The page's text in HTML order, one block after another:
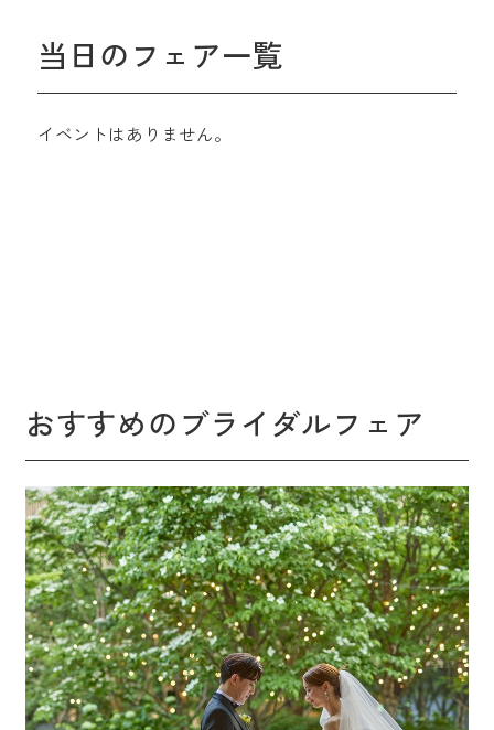
当日のフェア一覧
イベントはありません。
おすすめのブライダルフェア